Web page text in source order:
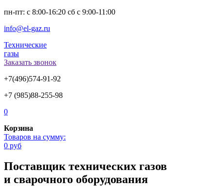
пн-пт: с 8:00-16:20 сб с 9:00-11:00
info@el-gaz.ru
Технические
газы
Заказать звонок
+7(496)574-91-92
+7 (985)88-255-98
0
Корзина
Товаров на сумму:
0 руб
Поставщик технических газов
и сварочного оборудования